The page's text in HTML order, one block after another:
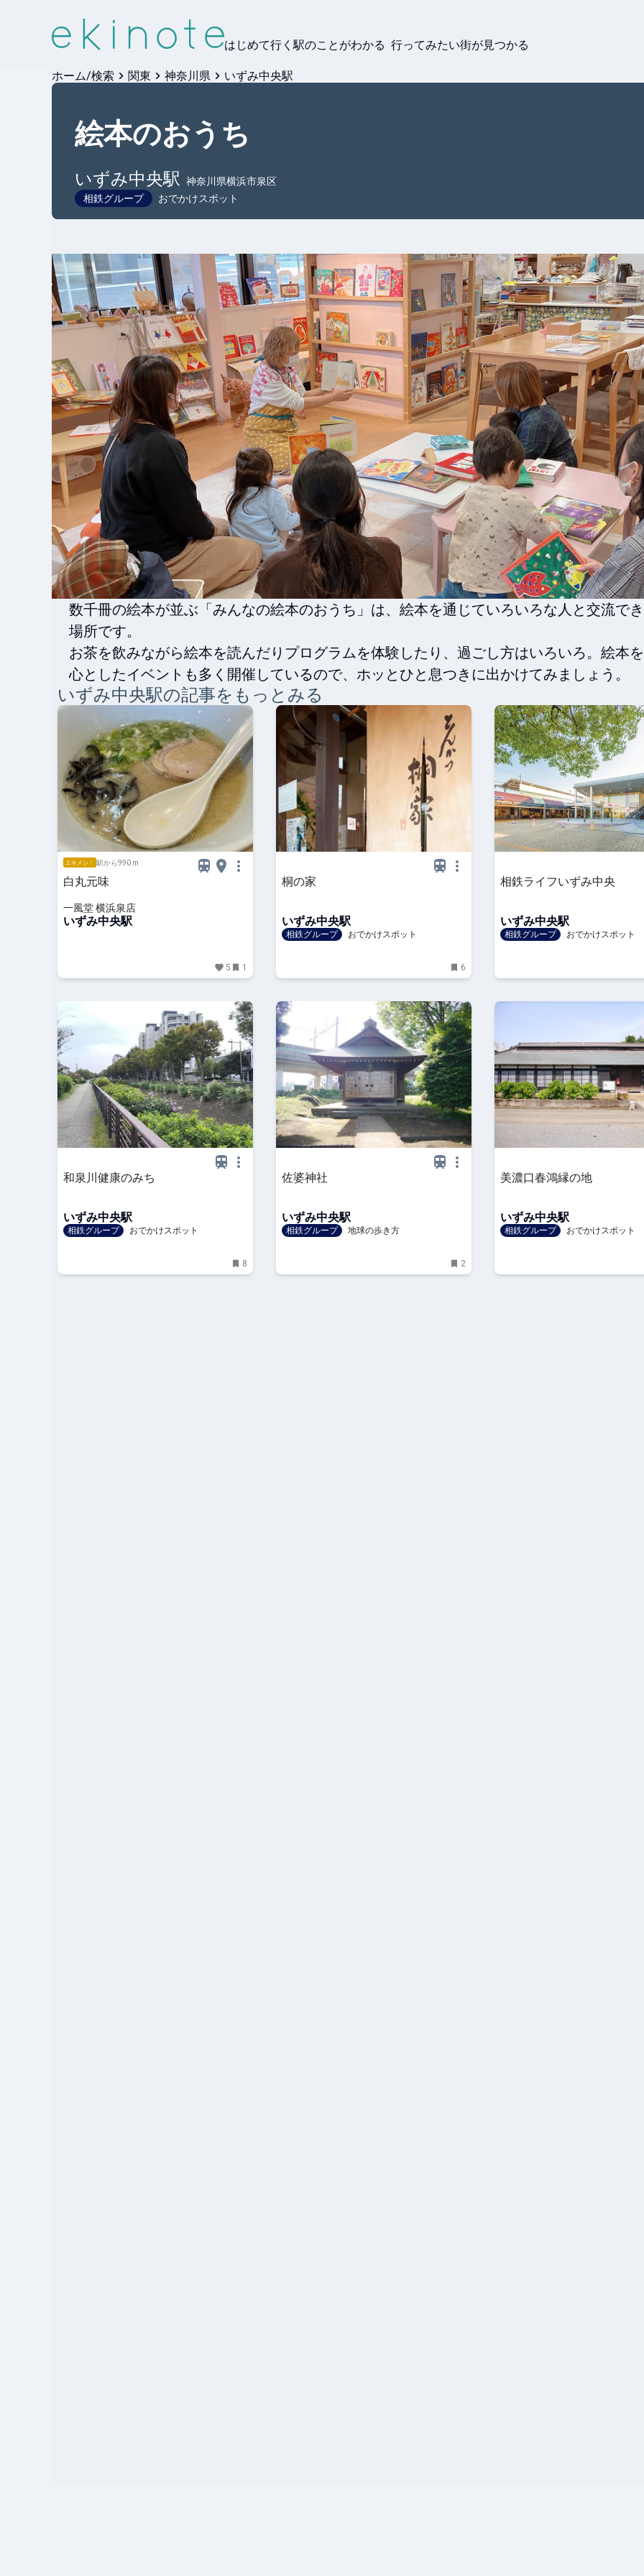
はじめて行く駅のことがわかる 行ってみたい街が見つかる
ホーム/検索 関東 神奈川県 いずみ中央駅
絵本のおうち
いずみ中央駅
神奈川県横浜市泉区
相鉄グループ
おでかけスポット
数千冊の絵本が並ぶ「みんなの絵本のおうち」は、絵本を通じていろいろな人と交流で
場所です。
お茶を飲みながら絵本を読んだりプログラムを体験したり、過ごし方はいろいろ。絵本
心としたイベントも多く開催しているので、ホッとひと息つきに出かけてみましょう。
いずみ中央駅の記事をもっとみる
エキメシ！ 駅から990 m
白丸元味
一風堂 横浜泉店
いずみ中央駅
5 1
桐の家
いずみ中央駅
相鉄グループ おでかけスポット
6
相鉄ライフいずみ中央
いずみ中央駅
相鉄グループ おでかけスポット
和泉川健康のみち
いずみ中央駅
相鉄グループ おでかけスポット
8
佐婆神社
いずみ中央駅
相鉄グループ 地球の歩き方
2
美濃口春鴻縁の地
いずみ中央駅
相鉄グループ おでかけスポット